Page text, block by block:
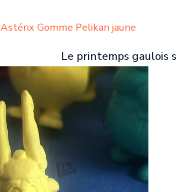
Astérix Gomme Pelikan jaune
Le printemps gaulois